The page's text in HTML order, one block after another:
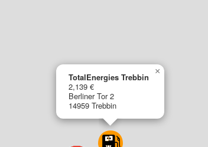
TotalEnergies Trebbin
2,139 €
Berliner Tor 2
14959 Trebbin
×